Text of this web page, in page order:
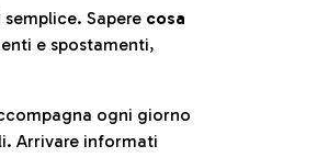
Sapere cosa
e spostamenti,
ogni giorno
Arrivare informati